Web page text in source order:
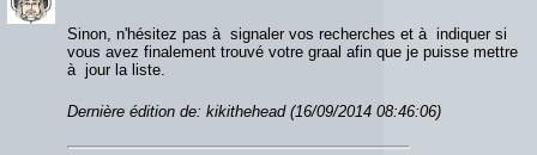
Sinon, n'hésitez pas à signaler vos recherches et à indiquer si
vous avez finalement trouvé votre graal afin que je puisse mettre
à jour la liste.
Dernière édition de: kikithehead (16/09/2014 08:46:06)